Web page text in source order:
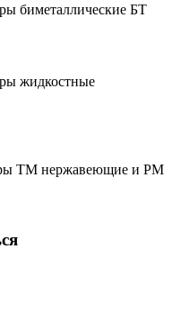
биметаллические БТ
жидкостные
ТМ нержавеющие и РМ